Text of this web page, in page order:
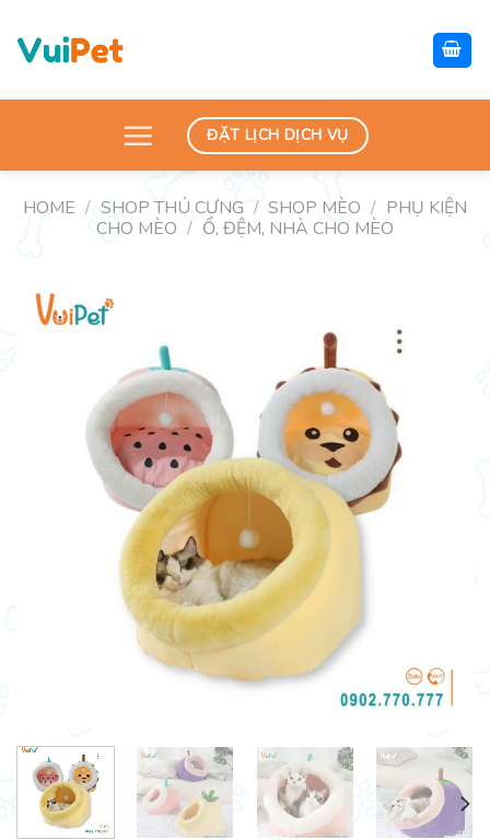
content
ĐẶT LỊCH DỊCH VỤ
HOME / SHOP THÚ CƯNG / SHOP MÈO / PHỤ KIỆN
CHO MÈO / Ổ, ĐỆM, NHÀ CHO MÈO